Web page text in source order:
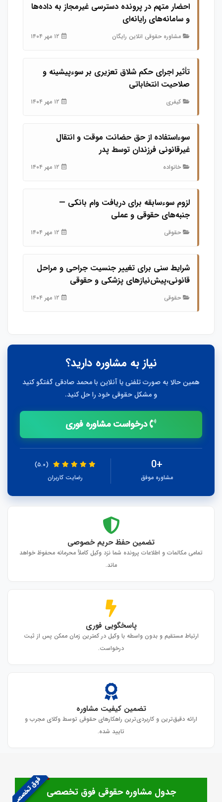
احضار متهم در پرونده دسترسی غیرمجاز به داده‌ها
و سامانه‌های رایانه‌ای
مشاوره حقوقی انلاین رایگان
تأثیر اجرای حکم شلاق تعزیری بر سوءپیشینه و
صلاحیت انتخاباتی
کیفری
سوءاستفاده از حق حضانت موقت و انتقال
غیرقانونی فرزندان توسط پدر
خانواده
لزوم سوء‌سابقه برای دریافت وام بانکی —
جنبه‌های حقوقی و عملی
حقوقی
شرایط سنی برای تغییر جنسیت جراحی و مراحل
قانونی،پیش‌نیازهای پزشکی و حقوقی
حقوقی
نیاز به مشاوره دارید؟
همین حالا به صورت تلفنی یا آنلاین با محمد صادقی گفتگو کنید
و مشکل حقوقی خود را حل کنید.
درخواست مشاوره فوری
+0
مشاوره موفق
(۵.۰)
رضایت کاربران
تضمین حفظ حریم خصوصی
تمامی مکالمات و اطلاعات پرونده شما نزد وکیل کاملاً محرمانه محفوظ خواهد
ماند.
پاسخگویی فوری
ارتباط مستقیم و بدون واسطه با وکیل در کمترین زمان ممکن پس از ثبت
درخواست.
تضمین کیفیت مشاوره
ارائه دقیق‌ترین و کاربردی‌ترین راهکارهای حقوقی توسط وکلای مجرب و
تایید شده.
فوق تخصصی جدول مشاوره حقوقی فوق تخصصی